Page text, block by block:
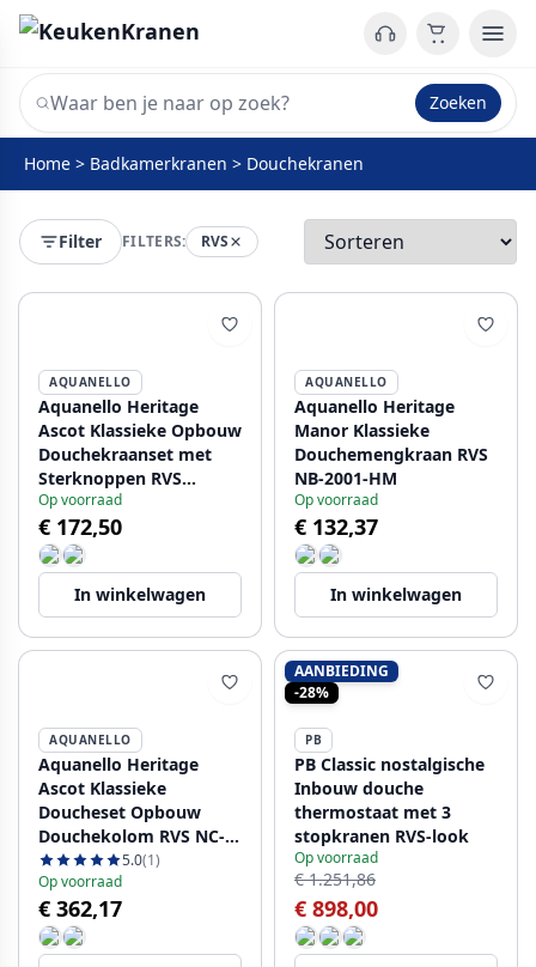
Zoeken
Home > Badkamerkranen > Douchekranen
Filter FILTERS: RVS
AQUANELLO
Aquanello Heritage
Ascot Klassieke Opbouw
Douchekraanset met
Sterknoppen RVS
inclusief Handdouche
NB-2002-HA
Op voorraad
€ 172,50
In winkelwagen
AQUANELLO
Aquanello Heritage
Manor Klassieke
Douchemengkraan RVS
NB-2001-HM
Op voorraad
€ 132,37
In winkelwagen
AQUANELLO
Aquanello Heritage
Ascot Klassieke
Doucheset Opbouw
Douchekolom RVS NC-
2003-HA
5.0(1)
Op voorraad
€ 362,17
AANBIEDING
-28%
PB
PB Classic nostalgische
Inbouw douche
thermostaat met 3
stopkranen RVS-look
Op voorraad
€ 1.251,86
€ 898,00